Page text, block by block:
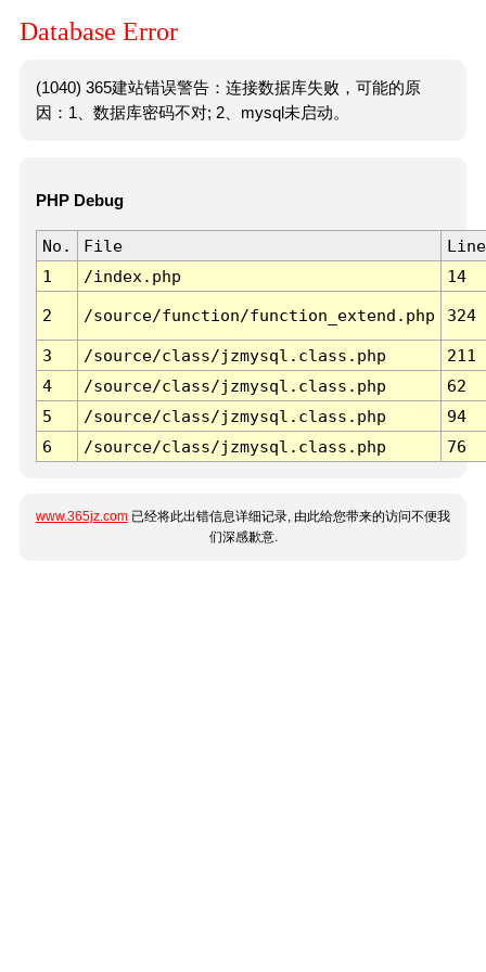
Database Error
(1040) 365建站错误警告：连接数据库失败，可能的原
因：1、数据库密码不对; 2、mysql未启动。
PHP Debug
No. File
Line
1
/index.php 14
2 /source/function/function_extend.php 324
3 /source/class/jzmysql.class.php
211
4
/source/class/jzmysql.class.php
62
5
/source/class/jzmysql.class.php
94
6
/source/class/jzmysql.class.php 76
www.365jz.com 已经将此出错信息详细记录, 由此给您带来的访问不便我
们深感歉意.